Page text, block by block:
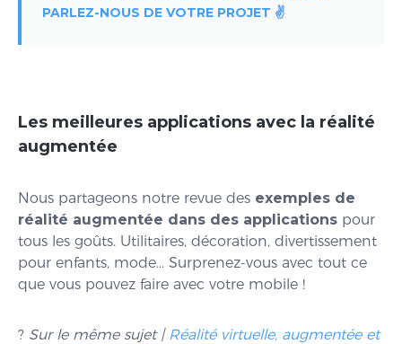
PARLEZ-NOUS DE VOTRE PROJET ✌️
Les meilleures applications avec la réalité
augmentée
Nous partageons notre revue des exemples de
réalité augmentée dans des applications pour
tous les goûts. Utilitaires, décoration, divertissement
pour enfants, mode… Surprenez-vous avec tout ce
que vous pouvez faire avec votre mobile !
? Sur le même sujet | Réalité virtuelle, augmentée et